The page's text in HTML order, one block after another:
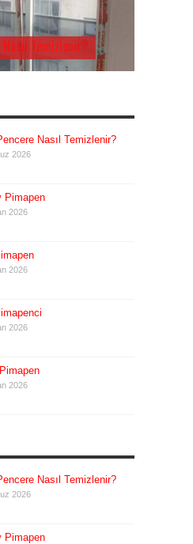
Temizlenir?
Nasıl Temizlenir?
2026
Pimapen
2026
2026
2026
2026
Nasıl Temizlenir?
2026
Pimapen